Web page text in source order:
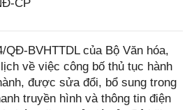
CP
QĐ-BVHTTDL của Bộ Văn hóa,
về việc công bố thủ tục hành
được sửa đổi, bổ sung trong
truyền hình và thông tin điện